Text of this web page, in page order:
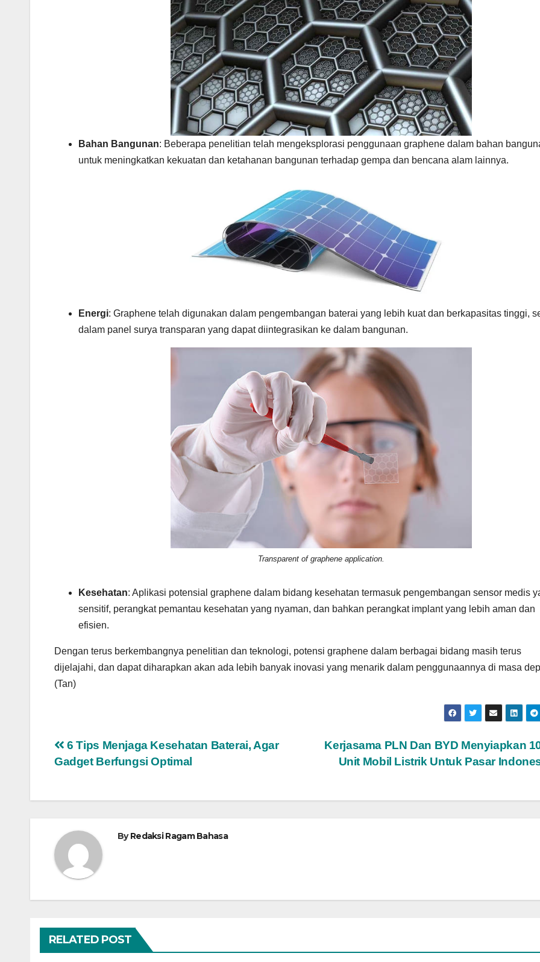
Bahan Bangunan: Beberapa penelitian telah mengeksplorasi penggunaan graphene dalam bahan
untuk meningkatkan kekuatan dan ketahanan bangunan terhadap gempa dan bencana alam lainnya.
Energi: Graphene telah digunakan dalam pengembangan baterai yang lebih kuat dan berkapasitas tinggi,
dalam panel surya transparan yang dapat diintegrasikan ke dalam bangunan.
Transparent of graphene application.
Kesehatan: Aplikasi potensial graphene dalam bidang kesehatan termasuk pengembangan sensor medis
sensitif, perangkat pemantau kesehatan yang nyaman, dan bahkan perangkat implant yang lebih aman dan
efisien.
Dengan terus berkembangnya penelitian dan teknologi, potensi graphene dalam berbagai bidang masih terus
dijelajahi, dan dapat diharapkan akan ada lebih banyak inovasi yang menarik dalam penggunaannya di masa
(Tan)
Navigasi
pos
Kerjasama PLN Dan BYD Menyiapkan
Unit Mobil Listrik Untuk Pasar
6 Tips Menjaga Kesehatan Baterai, Agar
Gadget Berfungsi Optimal
ByRedaksi Ragam Bahasa
RELATED POST